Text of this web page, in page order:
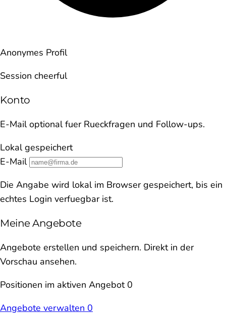
Anonymes Profil
Session cheerful
Konto
E-Mail optional fuer Rueckfragen und Follow-ups.
Lokal gespeichert
E-Mail
Die Angabe wird lokal im Browser gespeichert, bis ein
echtes Login verfuegbar ist.
Meine Angebote
Angebote erstellen und speichern. Direkt in der
Vorschau ansehen.
Positionen im aktiven Angebot 0
Angebote verwalten 0